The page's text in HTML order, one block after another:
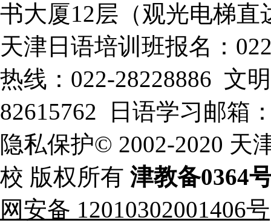
书大厦12层（观光电梯直
天津日语培训班报名：
热线：022-28228886 文
82615762 日语学习邮箱
隐私保护© 2002-2020 天
校 版权所有 津教备0364
网安备 12010302001406号